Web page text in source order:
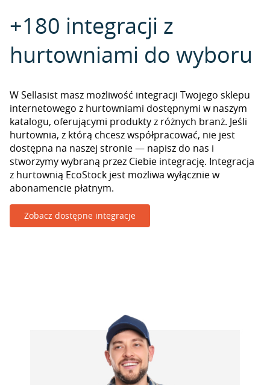
+180 integracji z
hurtowniami do wyboru
W Sellasist masz możliwość integracji Twojego sklepu
internetowego z hurtowniami dostępnymi w naszym
katalogu, oferującymi produkty z różnych branż. Jeśli
hurtownia, z którą chcesz współpracować, nie jest
dostępna na naszej stronie — napisz do nas i
stworzymy wybraną przez Ciebie integrację. Integracja
z hurtownią EcoStock jest możliwa wyłącznie w
abonamencie płatnym.
Zobacz dostępne integracje